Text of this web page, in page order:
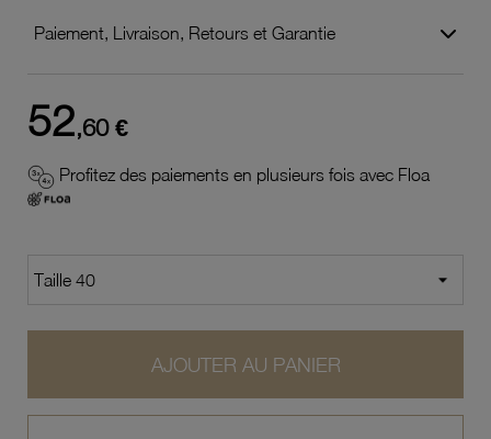
Paiement, Livraison, Retours et Garantie
52,60 €
Profitez des paiements en plusieurs fois avec Floa
AJOUTER AU PANIER